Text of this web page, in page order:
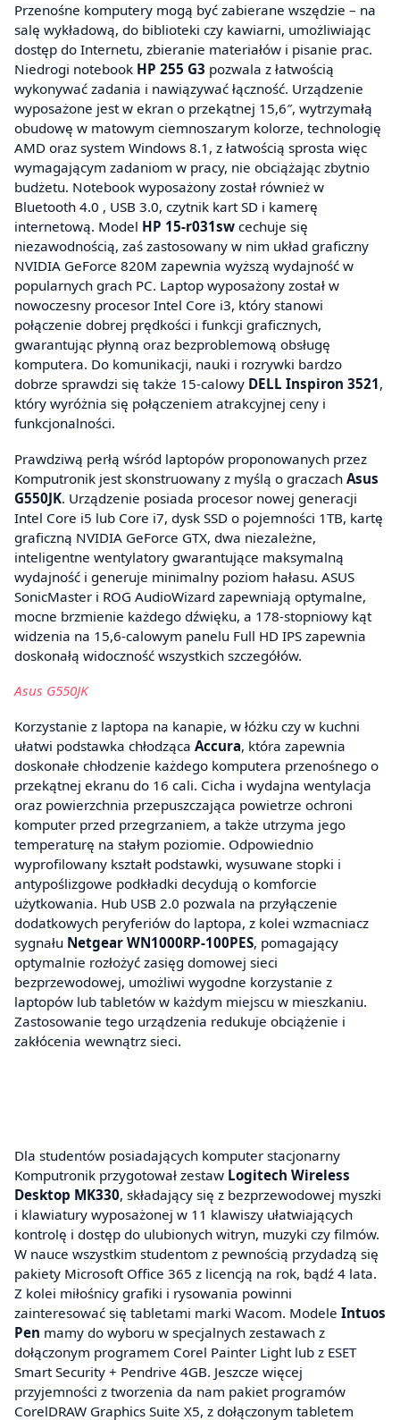
Przenośne komputery mogą być zabierane wszędzie – na
salę wykładową, do biblioteki czy kawiarni, umożliwiając
dostęp do Internetu, zbieranie materiałów i pisanie prac.
Niedrogi notebook HP 255 G3 pozwala z łatwością
wykonywać zadania i nawiązywać łączność. Urządzenie
wyposażone jest w ekran o przekątnej 15,6″, wytrzymałą
obudowę w matowym ciemnoszarym kolorze, technologię
AMD oraz system Windows 8.1, z łatwością sprosta więc
wymagającym zadaniom w pracy, nie obciążając zbytnio
budżetu. Notebook wyposażony został również w
Bluetooth 4.0 , USB 3.0, czytnik kart SD i kamerę
internetową. Model HP 15-r031sw cechuje się
niezawodnością, zaś zastosowany w nim układ graficzny
NVIDIA GeForce 820M zapewnia wyższą wydajność w
popularnych grach PC. Laptop wyposażony został w
nowoczesny procesor Intel Core i3, który stanowi
połączenie dobrej prędkości i funkcji graficznych,
gwarantując płynną oraz bezproblemową obsługę
komputera. Do komunikacji, nauki i rozrywki bardzo
dobrze sprawdzi się także 15-calowy DELL Inspiron 3521,
który wyróżnia się połączeniem atrakcyjnej ceny i
funkcjonalności.
Prawdziwą perłą wśród laptopów proponowanych przez
Komputronik jest skonstruowany z myślą o graczach Asus
G550JK. Urządzenie posiada procesor nowej generacji
Intel Core i5 lub Core i7, dysk SSD o pojemności 1TB, kartę
graficzną NVIDIA GeForce GTX, dwa niezależne,
inteligentne wentylatory gwarantujące maksymalną
wydajność i generuje minimalny poziom hałasu. ASUS
SonicMaster i ROG AudioWizard zapewniają optymalne,
mocne brzmienie każdego dźwięku, a 178-stopniowy kąt
widzenia na 15,6-calowym panelu Full HD IPS zapewnia
doskonałą widoczność wszystkich szczegółów.
Asus G550JK
Korzystanie z laptopa na kanapie, w łóżku czy w kuchni
ułatwi podstawka chłodząca Accura, która zapewnia
doskonałe chłodzenie każdego komputera przenośnego o
przekątnej ekranu do 16 cali. Cicha i wydajna wentylacja
oraz powierzchnia przepuszczająca powietrze ochroni
komputer przed przegrzaniem, a także utrzyma jego
temperaturę na stałym poziomie. Odpowiednio
wyprofilowany kształt podstawki, wysuwane stopki i
antypoślizgowe podkładki decydują o komforcie
użytkowania. Hub USB 2.0 pozwala na przyłączenie
dodatkowych peryferiów do laptopa, z kolei wzmacniacz
sygnału Netgear WN1000RP-100PES, pomagający
optymalnie rozłożyć zasięg domowej sieci
bezprzewodowej, umożliwi wygodne korzystanie z
laptopów lub tabletów w każdym miejscu w mieszkaniu.
Zastosowanie tego urządzenia redukuje obciążenie i
zakłócenia wewnątrz sieci.
Dla studentów posiadających komputer stacjonarny
Komputronik przygotował zestaw Logitech Wireless
Desktop MK330, składający się z bezprzewodowej myszki
i klawiatury wyposażonej w 11 klawiszy ułatwiających
kontrolę i dostęp do ulubionych witryn, muzyki czy filmów.
W nauce wszystkim studentom z pewnością przydadzą się
pakiety Microsoft Office 365 z licencją na rok, bądź 4 lata.
Z kolei miłośnicy grafiki i rysowania powinni
zainteresować się tabletami marki Wacom. Modele Intuos
Pen mamy do wyboru w specjalnych zestawach z
dołączonym programem Corel Painter Light lub z ESET
Smart Security + Pendrive 4GB. Jeszcze więcej
przyjemności z tworzenia da nam pakiet programów
CorelDRAW Graphics Suite X5, z dołączonym tabletem